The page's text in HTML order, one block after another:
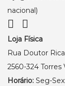
nacional)
Loja Física
Rua Doutor
2560-324 Torres
Horário: Seg-